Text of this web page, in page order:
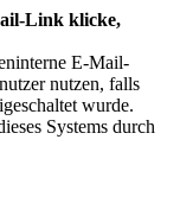
Link klicke,
E-Mail-
nutzen, falls
wurde.
Systems durch